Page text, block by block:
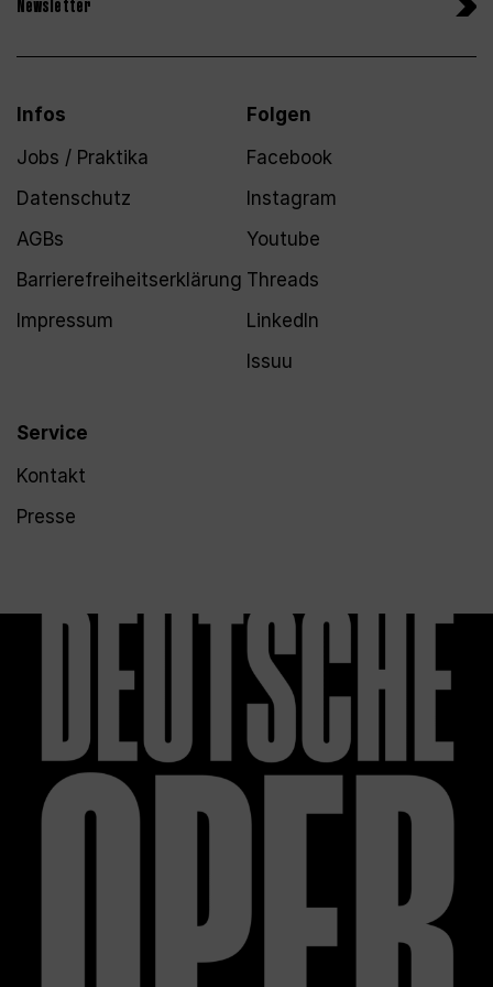
Newsletter
Infos
Jobs / Praktika
Datenschutz
AGBs
Barrierefreiheitserklärung
Impressum
Service
Kontakt
Presse
Folgen
Facebook
Instagram
Youtube
Threads
LinkedIn
Issuu